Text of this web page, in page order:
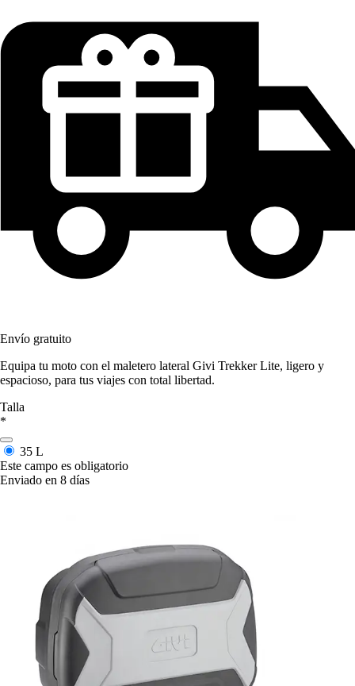
Envío gratuito
Equipa tu moto con el maletero lateral Givi Trekker Lite, ligero y
espacioso, para tus viajes con total libertad.
Talla
*
35 L
Este campo es obligatorio
Enviado en 8 días